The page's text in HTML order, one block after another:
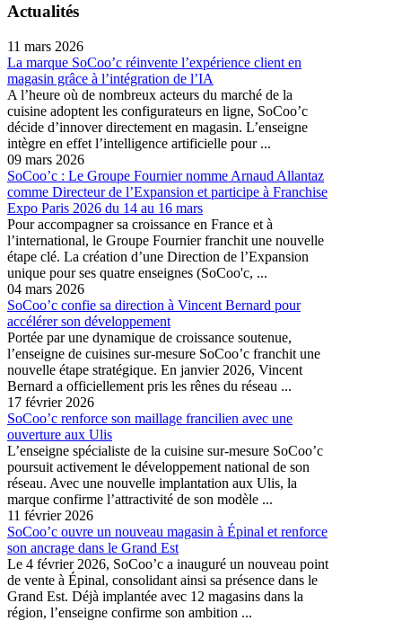
Actualités
11 mars 2026
La marque SoCoo’c réinvente l’expérience client en
magasin grâce à l’intégration de l’IA
A l’heure où de nombreux acteurs du marché de la
cuisine adoptent les configurateurs en ligne, SoCoo’c
décide d’innover directement en magasin. L’enseigne
intègre en effet l’intelligence artificielle pour ...
09 mars 2026
SoCoo’c : Le Groupe Fournier nomme Arnaud Allantaz
comme Directeur de l’Expansion et participe à Franchise
Expo Paris 2026 du 14 au 16 mars
Pour accompagner sa croissance en France et à
l’international, le Groupe Fournier franchit une nouvelle
étape clé. La création d’une Direction de l’Expansion
unique pour ses quatre enseignes (SoCoo'c, ...
04 mars 2026
SoCoo’c confie sa direction à Vincent Bernard pour
accélérer son développement
Portée par une dynamique de croissance soutenue,
l’enseigne de cuisines sur-mesure SoCoo’c franchit une
nouvelle étape stratégique. En janvier 2026, Vincent
Bernard a officiellement pris les rênes du réseau ...
17 février 2026
SoCoo’c renforce son maillage francilien avec une
ouverture aux Ulis
L’enseigne spécialiste de la cuisine sur-mesure SoCoo’c
poursuit activement le développement national de son
réseau. Avec une nouvelle implantation aux Ulis, la
marque confirme l’attractivité de son modèle ...
11 février 2026
SoCoo’c ouvre un nouveau magasin à Épinal et renforce
son ancrage dans le Grand Est
Le 4 février 2026, SoCoo’c a inauguré un nouveau point
de vente à Épinal, consolidant ainsi sa présence dans le
Grand Est. Déjà implantée avec 12 magasins dans la
région, l’enseigne confirme son ambition ...